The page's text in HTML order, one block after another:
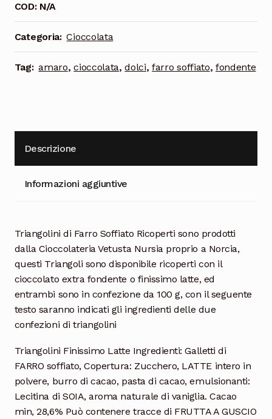
COD: N/A
Categoria: Cioccolata
Tag: amaro,cioccolata,dolci,farro soffiato,fondente
Descrizione
Informazioni aggiuntive
Triangolini di Farro Soffiato Ricoperti sono prodotti
dalla Cioccolateria Vetusta Nursia proprio a Norcia,
questi Triangoli sono disponibile ricoperti con il
cioccolato extra fondente o finissimo latte, ed
entrambi sono in confezione da 100 g, con il seguente
testo saranno indicati gli ingredienti delle due
confezioni di triangolini
Triangolini Finissimo Latte Ingredienti: Galletti di
FARRO soffiato, Copertura: Zucchero, LATTE intero in
polvere, burro di cacao, pasta di cacao, emulsionanti:
Lecitina di SOIA, aroma naturale di vaniglia. Cacao
min, 28,6% Può contenere tracce di FRUTTA A GUSCIO